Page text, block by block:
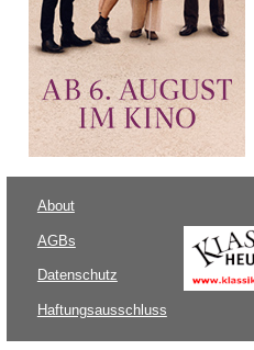
About
AGBs
Datenschutz
Haftungsausschluss